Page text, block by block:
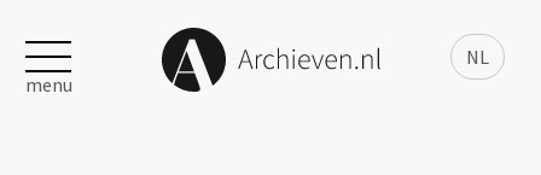
NL
menu